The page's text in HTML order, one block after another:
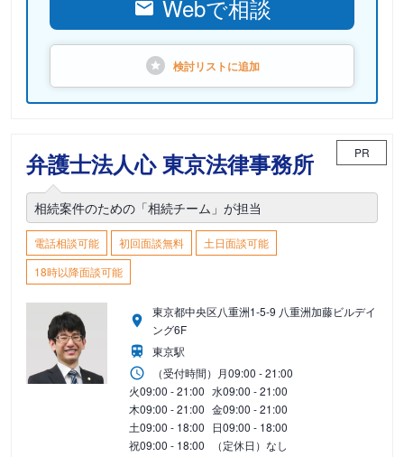
Webで相談
検討リストに追加
弁護士法人心 東京法律事務所 PR
相続案件のための「相続チーム」が担当
電話相談可能 初回面談無料
土日面談可能
18時以降面談可能
東京都中央区八重洲1-5-9 八重洲加藤ビルデイ
ング6F
東京駅
（受付時間） 月09:00 - 21:00
火09:00 - 21:00 水09:00 - 21:00
木09:00 - 21:00 金09:00 - 21:00
土09:00 - 18:00 日09:00 - 18:00
祝09:00 - 18:00 （定休日）なし